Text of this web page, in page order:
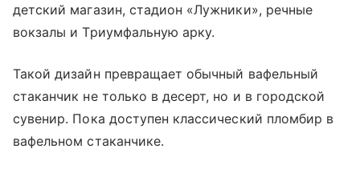
детский магазин, стадион «Лужники», речные
вокзалы и Триумфальную арку.
Такой дизайн превращает обычный вафельный
стаканчик не только в десерт, но и в городской
сувенир. Пока доступен классический пломбир в
вафельном стаканчике.